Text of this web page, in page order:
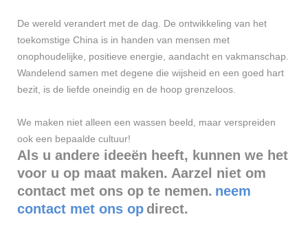
De wereld verandert met de dag. De ontwikkeling van het
toekomstige China is in handen van mensen met
onophoudelijke, positieve energie, aandacht en vakmanschap.
Wandelend samen met degene die wijsheid en een goed hart
bezit, is de liefde oneindig en de hoop grenzeloos.
We maken niet alleen een wassen beeld, maar verspreiden
ook een bepaalde cultuur!
Als u andere ideeën heeft, kunnen we het
voor u op maat maken. Aarzel niet om
contact met ons op te nemen. neem
contact met ons op direct.